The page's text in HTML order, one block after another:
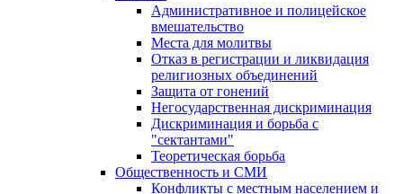
Административное и полицейское
вмешательство
Места для молитвы
Отказ в регистрации и ликвидация
религиозных объединений
Защита от гонений
Негосударственная дискриминация
Дискриминация и борьба с
"сектантами"
Теоретическая борьба
Общественность и СМИ
Конфликты с местным населением и